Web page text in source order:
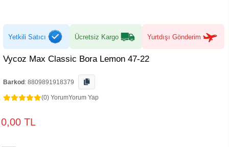
Yetkili Satıcı Ücretsiz Kargo Yurtdışı Gönderim
Vycoz Max Classic Bora Lemon 47-22
Barkod : 8809891918379
(0) YorumYorum Yap
0,00 TL